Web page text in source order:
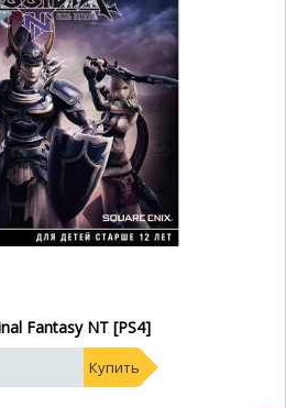
Fantasy NT [PS4]
Купить